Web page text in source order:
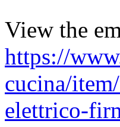
View the
https://
cucina/
elettrico-